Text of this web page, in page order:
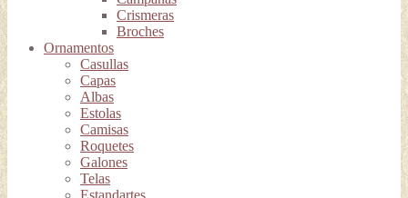
Crismeras
Broches
Ornamentos
Casullas
Capas
Albas
Estolas
Camisas
Roquetes
Galones
Telas
Estandartes